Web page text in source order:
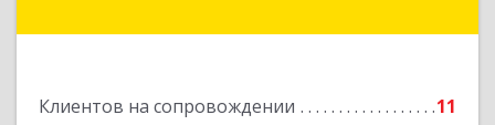
Клиентов на сопровождении 11